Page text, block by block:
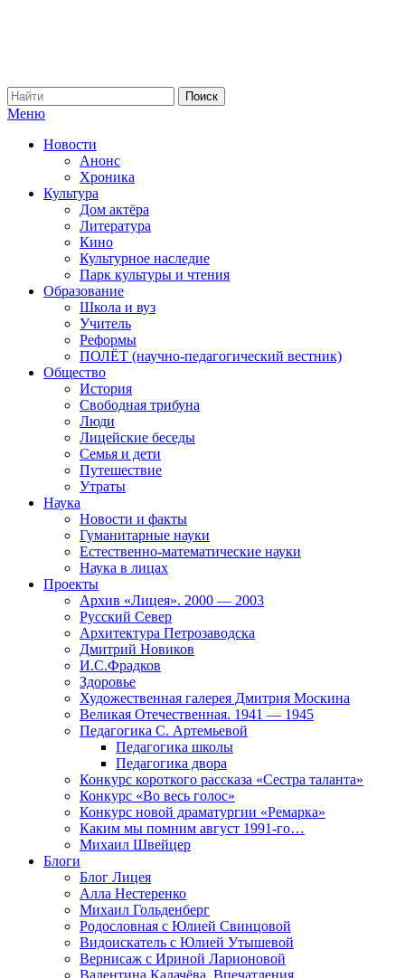
Меню
Новости
Анонс
Хроника
Культура
Дом актёра
Литература
Кино
Культурное наследие
Парк культуры и чтения
Образование
Школа и вуз
Учитель
Реформы
ПОЛЁТ (научно-педагогический вестник)
Общество
История
Свободная трибуна
Люди
Лицейские беседы
Семья и дети
Путешествие
Утраты
Наука
Новости и факты
Гуманитарные науки
Естественно-математические науки
Наука в лицах
Проекты
Архив «Лицея». 2000 — 2003
Русский Север
Архитектура Петрозаводска
Дмитрий Новиков
И.С.Фрадков
Здоровье
Художественная галерея Дмитрия Москина
Великая Отечественная. 1941 — 1945
Педагогика С. Артемьевой
Педагогика школы
Педагогика двора
Конкурс короткого рассказа «Сестра таланта»
Конкурс «Во весь голос»
Конкурс новой драматургии «Ремарка»
Каким мы помним август 1991-го…
Михаил Швейцер
Блоги
Блог Лицея
Алла Нестеренко
Михаил Гольденберг
Родословная с Юлией Свинцовой
Видоискатель с Юлией Утышевой
Вернисаж с Ириной Ларионовой